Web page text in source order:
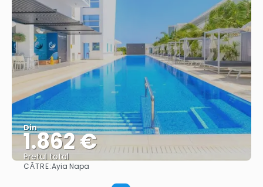
Din
1.862 €
Pretul total
CĂTRE:Ayia Napa